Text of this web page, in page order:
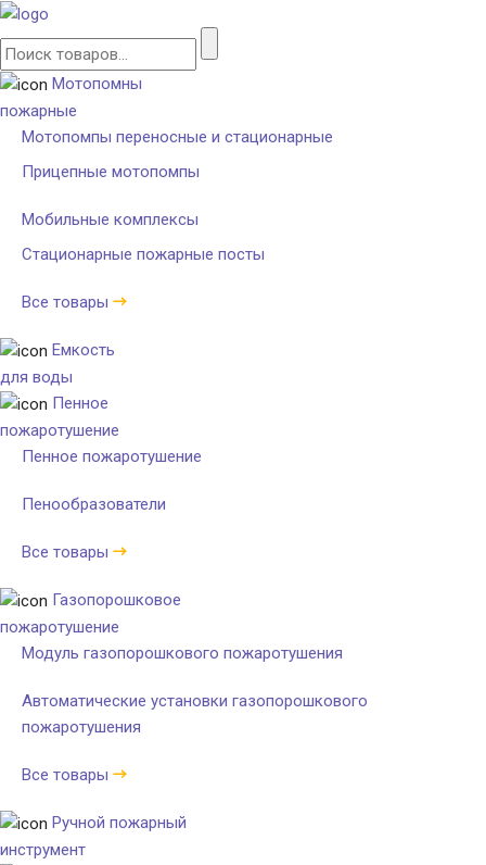
Мотопомны
пожарные
Мотопомпы переносные и стационарные
Прицепные мотопомпы
Мобильные комплексы
Стационарные пожарные посты
Все товары
Емкость
для воды
Пенное
пожаротушение
Пенное пожаротушение
Пенообразователи
Все товары
Газопорошковое
пожаротушение
Модуль газопорошкового пожаротушения
Автоматические установки газопорошкового
пожаротушения
Все товары
Ручной пожарный
инструмент